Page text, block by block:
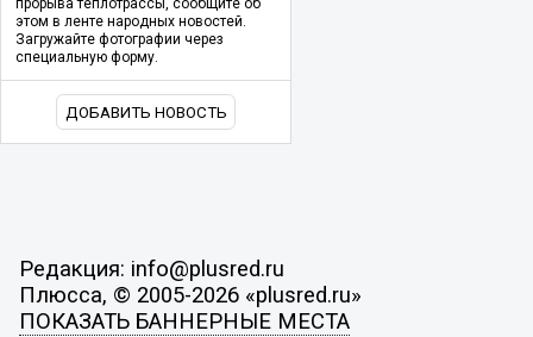
этом в ленте народных новостей.
Загружайте фотографии через
специальную форму.
ДОБАВИТЬ НОВОСТЬ
Редакция: info@plusred.ru
Плюсса, © 2005-2026 «plusred.ru»
ПОКАЗАТЬ БАННЕРНЫЕ МЕСТА